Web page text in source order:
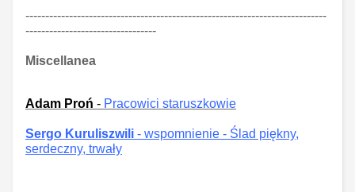
----------------------------------------------------------------------------
---------------------------------
Miscellanea
Adam Proń - Pracowici staruszkowie
Sergo Kuruliszwili - wspomnienie - Ślad piękny,
serdeczny, trwały